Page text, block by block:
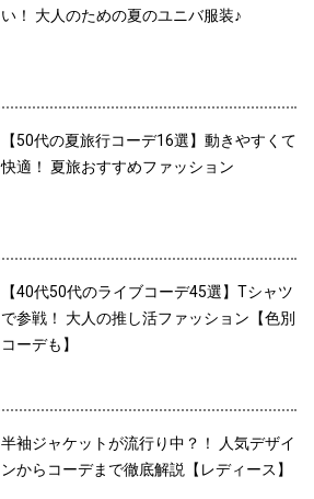
い！ 大人のための夏のユニバ服装♪
【50代の夏旅行コーデ16選】動きやすくて
快適！ 夏旅おすすめファッション
【40代50代のライブコーデ45選】Tシャツ
で参戦！ 大人の推し活ファッション【色別
コーデも】
半袖ジャケットが流行り中？！ 人気デザイ
ンからコーデまで徹底解説【レディース】